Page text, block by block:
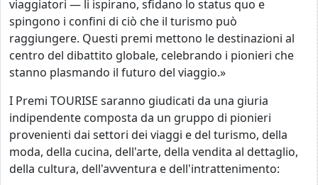
viaggiatori — li ispirano, sfidano lo status quo e
spingono i confini di ciò che il turismo può
raggiungere. Questi premi mettono le destinazioni al
centro del dibattito globale, celebrando i pionieri che
stanno plasmando il futuro del viaggio.»
I Premi TOURISE saranno giudicati da una giuria
indipendente composta da un gruppo di pionieri
provenienti dai settori dei viaggi e del turismo, della
moda, della cucina, dell'arte, della vendita al dettaglio,
della cultura, dell'avventura e dell'intrattenimento: